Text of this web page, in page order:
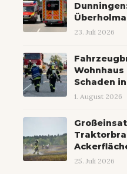
23. Juli 2026
Wohnhaus
Schaden
1. August 2026
25. Juli 2026